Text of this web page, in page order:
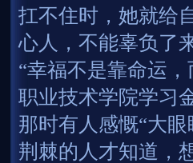
扛不住时，她就给
心人，不能辜负了
“幸福不是靠命运
职业技术学院学习
那时有人感慨“大
荆棘的人才知道，